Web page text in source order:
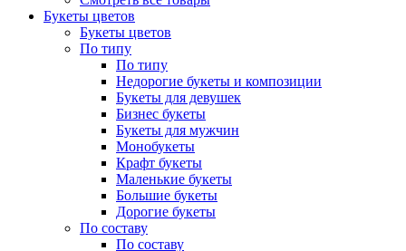
Букеты цветов
Букеты цветов
По типу
По типу
Недорогие букеты и композиции
Букеты для девушек
Бизнес букеты
Букеты для мужчин
Монобукеты
Крафт букеты
Маленькие букеты
Большие букеты
Дорогие букеты
По составу
По составу